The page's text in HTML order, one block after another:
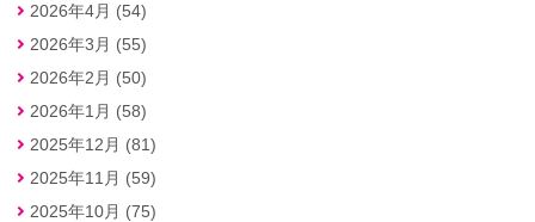
2026年4月 (54)
2026年3月 (55)
2026年2月 (50)
2026年1月 (58)
2025年12月 (81)
2025年11月 (59)
2025年10月 (75)